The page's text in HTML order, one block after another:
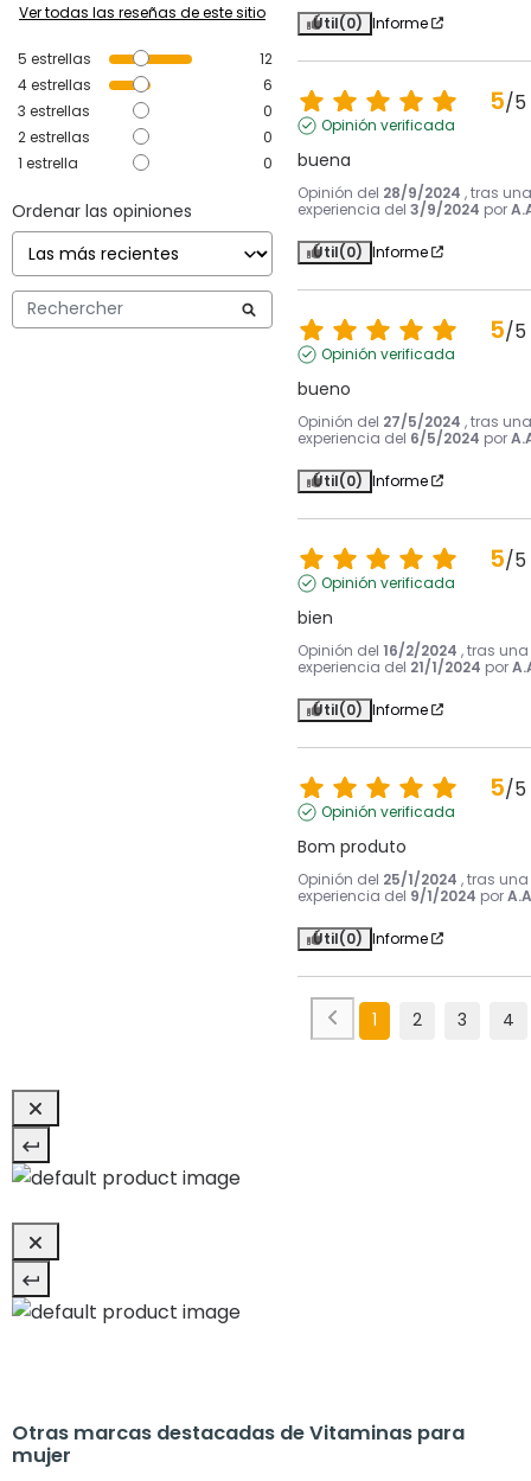
Ver todas las reseñas de este sitio
5 estrellas
12
4estrellas
6
3 estrellas
0
2estrellas
0
1 estrella 0
Ordenar las opiniones
Útil(0) Informe
5/5
Opinión verificada
buena
Opinión del 28/9/2024 , tras una
experiencia del 3/9/2024 por
Útil(0) Informe
5/5
Opinión verificada
bueno
Opinión del 27/5/2024 , tras una
experiencia del 6/5/2024 por
Útil(0) Informe
5/5
Opinión verificada
bien
Opinión del 16/2/2024 , tras una
experiencia del 21/1/2024 por
Útil(0) Informe
5/5
Opinión verificada
Bom produto
Opinión del 25/1/2024 , tras una
experiencia del 9/1/2024 por
Útil(0) Informe
1 2 3 4
Otras marcas destacadas de Vitaminas para
mujer